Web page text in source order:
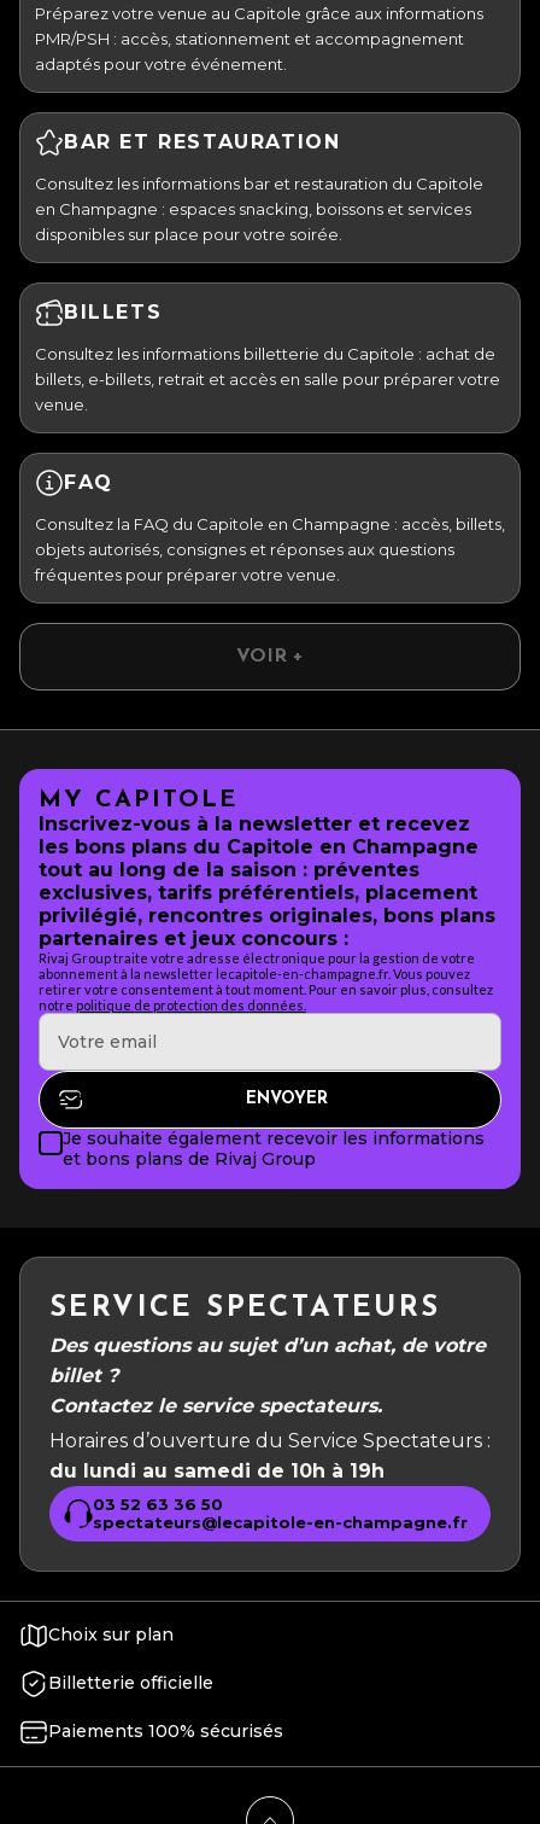
Préparez votre venue au Capitole grâce aux informations
PMR/PSH : accès, stationnement et accompagnement
adaptés pour votre événement.
BAR ET RESTAURATION
Consultez les informations bar et restauration du Capitole
en Champagne : espaces snacking, boissons et services
disponibles sur place pour votre soirée.
BILLETS
Consultez les informations billetterie du Capitole : achat de
billets, e-billets, retrait et accès en salle pour préparer votre
venue.
FAQ
Consultez la FAQ du Capitole en Champagne : accès, billets,
objets autorisés, consignes et réponses aux questions
fréquentes pour préparer votre venue.
VOIR +
MY CAPITOLE
Inscrivez-vous à la newsletter et recevez
les bons plans du Capitole en Champagne
tout au long de la saison : préventes
exclusives, tarifs préférentiels, placement
privilégié, rencontres originales, bons plans
partenaires et jeux concours :
Rivaj Group traite votre adresse électronique pour la gestion de votre
abonnement à la newsletter lecapitole-en-champagne.fr. Vous pouvez
retirer votre consentement à tout moment. Pour en savoir plus, consultez
notre politique de protection des données.
Je souhaite également recevoir les informations
et bons plans de Rivaj Group
SERVICE SPECTATEURS
Des questions au sujet d’un achat, de votre
billet ?
Contactez le service spectateurs.
Horaires d’ouverture du Service Spectateurs :
du lundi au samedi de 10h à 19h
03 52 63 36 50
spectateurs@lecapitole-en-champagne.fr
Choix sur plan
Billetterie officielle
Paiements 100% sécurisés